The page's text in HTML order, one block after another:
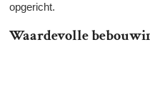
opgericht.
Waardevolle